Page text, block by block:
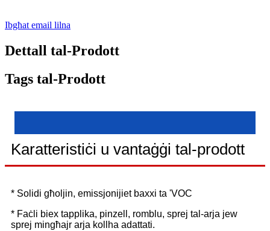
Ibgħat email lilna
Dettall tal-Prodott
Tags tal-Prodott
Karatteristiċi u vantaġġi tal-prodott
* Solidi għoljin, emissjonijiet baxxi ta 'VOC
* Faċli biex tapplika, pinzell, romblu, sprej tal-arja jew
sprej mingħajr arja kollha adattati.